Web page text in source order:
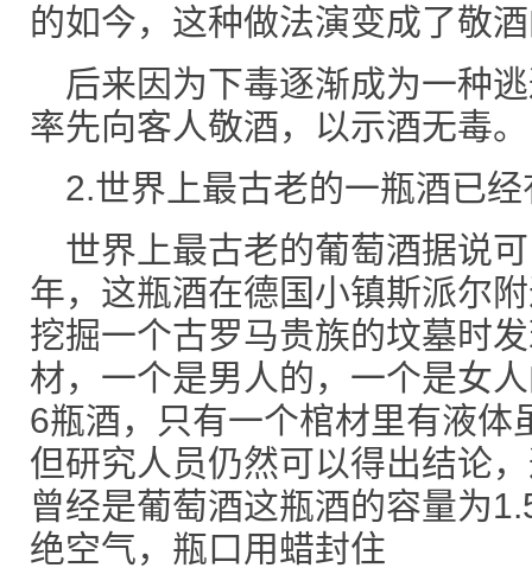
的如今，这种做法演变成了敬
后来因为下毒逐渐成为一种
率先向客人敬酒，以示酒无毒。
2.世界上最古老的一瓶酒已
世界上最古老的葡萄酒据说
年，这瓶酒在德国小镇斯派尔
挖掘一个古罗马贵族的坟墓时
材，一个是男人的，一个是女
6瓶酒，只有一个棺材里有液体
但研究人员仍然可以得出结论
曾经是葡萄酒这瓶酒的容量为
绝空气，瓶口用蜡封住